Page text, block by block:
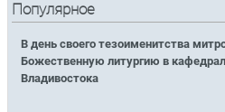
Популярное
В день своего тезоименитства
Божественную литургию в
Владивостока